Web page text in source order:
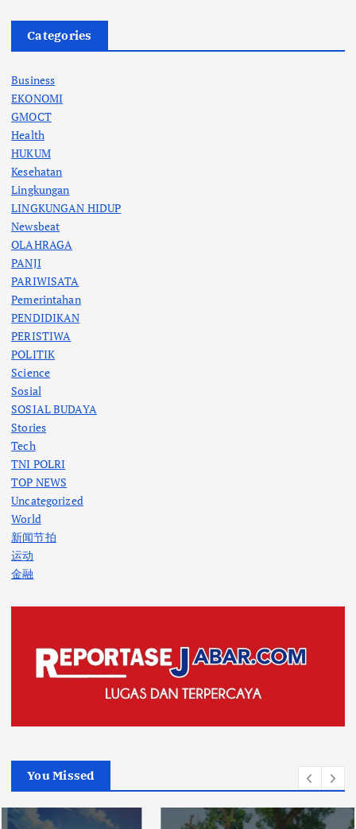
Categories
Business
EKONOMI
GMOCT
Health
HUKUM
Kesehatan
Lingkungan
LINGKUNGAN HIDUP
Newsbeat
OLAHRAGA
PANJI
PARIWISATA
Pemerintahan
PENDIDIKAN
PERISTIWA
POLITIK
Science
Sosial
SOSIAL BUDAYA
Stories
Tech
TNI POLRI
TOP NEWS
Uncategorized
World
新闻节拍
运动
金融
You Missed